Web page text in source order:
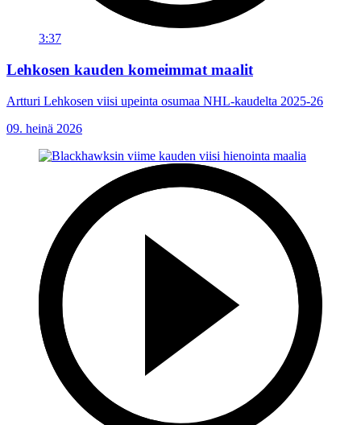
3:37
Lehkosen kauden komeimmat maalit
Artturi Lehkosen viisi upeinta osumaa NHL-kaudelta 2025-26
09. heinä 2026